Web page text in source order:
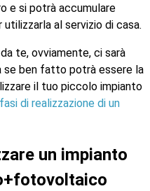
e si potrà accumulare
al servizio di casa.
te, ovviamente, ci sarà
se ben fatto potrà essere la
il tuo piccolo impianto
di realizzazione di un
un impianto